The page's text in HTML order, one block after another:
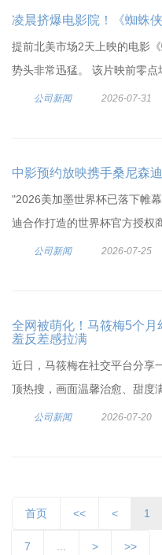
凌晨挤爆电影院！《蜘蛛
提前北美市场2天上映的电影
势头非常迅猛。 该片映前零点
公司新闻 2026-07-31
中影预约放映携手桑尼森
"2026美加墨世界杯已落下帷
迪合作打造的世界杯官方授权
公司新闻 2026-07-25
全网被萌化！马筱梅5个月
羞反差感拉满
近日，马筱梅在社交平台分享
顶热搜，画面温馨治愈、甜度
公司新闻 2026-07-20
首页 << < 1
7 > >>